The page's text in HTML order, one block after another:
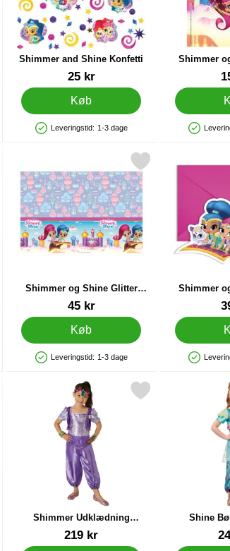
Shimmer and Shine Konfetti
25 kr
Køb
Produkttilgængelighed: På lager
Leveringstid: 1-3 dage
Shimmer
som favorit
Shimmer og Shine Glitter
Friends Plastdug
45 kr
Køb
Produkttilgængelighed: På lager
Leveringstid: 1-3 dage
Markér shimmer og Shine Glitter Friends Plastdug
Shimmer
Friends
Markér shimmer
som favorit
Shimmer Udklædning
Børnekostume
Varenr 17654219 kr
Markér shimmer Udklædning Børnekostume
Shine
Varenr 22977